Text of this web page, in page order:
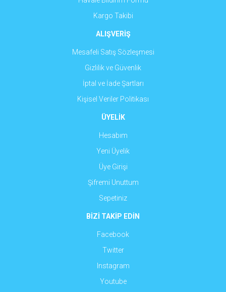
Kargo Takibi
ALIŞVERİŞ
Mesafeli Satış Sözleşmesi
Gizlilik ve Güvenlik
İptal ve İade Şartları
Kişisel Veriler Politikası
ÜYELİK
Hesabım
Yeni Üyelik
Üye Girişi
Şifremi Unuttum
Sepetiniz
BİZİ TAKİP EDİN
Facebook
Twitter
Instagram
Youtube